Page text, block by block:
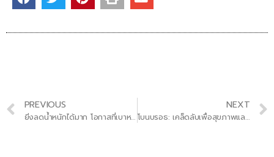
PREVIOUS
ยิ่งลดน้ำหนักได้มาก โอกาสที่เบาหวานประเภทที่ 2 จะเข้าสู่ภาวะสงบก็ยิ่งมาก – ผลวิจัยใหม่ยืนยัน!
NEXT
โบนบรอธ: เคล็ดลับเพื่อสุขภาพและการลดน้ำหนัก ที่คุณควรรู้!